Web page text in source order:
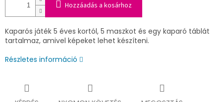
Hozzáadás a kosárhoz
Kaparós játék 5 éves kortól, 5 maszkot és egy kaparó táblát
tartalmaz, amivel képeket lehet készíteni.
Részletes információ